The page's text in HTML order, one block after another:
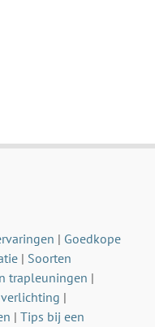
| Goedkope
| Soorten
trapleuningen |
verlichting |
| Tips bij een